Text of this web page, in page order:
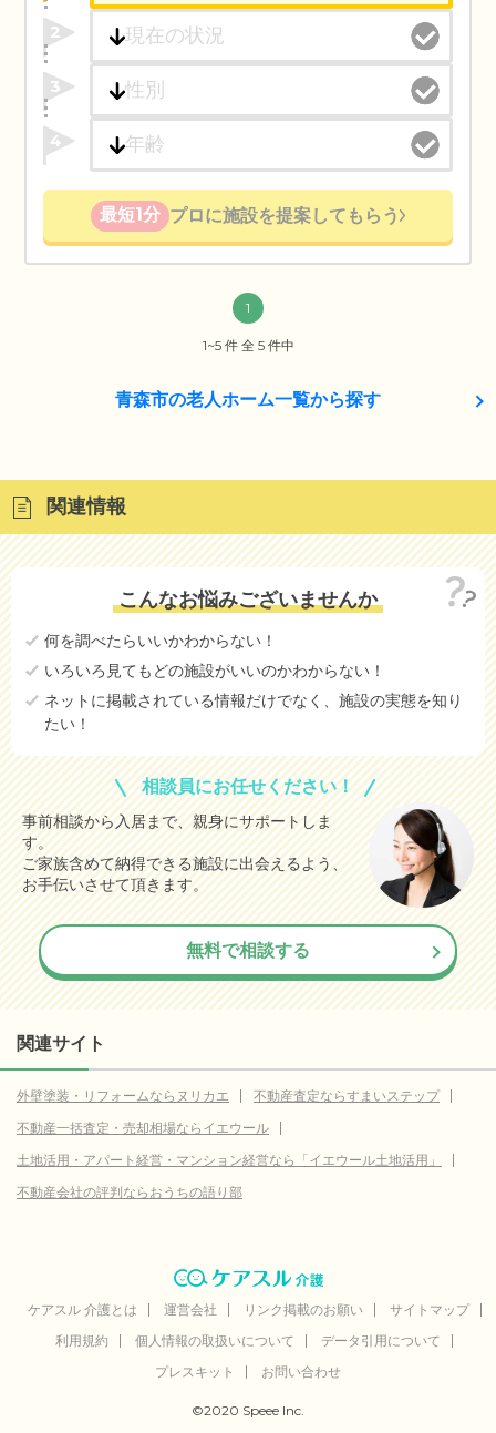
2
3
4
最短1分 プロに施設を提案してもらう
1
1~5 件 全 5 件中
青森市の老人ホーム一覧から探す
関連情報
こんなお悩みございませんか
何を調べたらいいかわからない！
いろいろ見てもどの施設がいいのかわからない！
ネットに掲載されている情報だけでなく、施設の実態を知り
たい！
相談員にお任せください！
事前相談から入居まで、親身にサポートしま
す。
ご家族含めて納得できる施設に出会えるよう、
お手伝いさせて頂きます。
無料で相談する
関連サイト
外壁塗装・リフォームならヌリカエ
不動産査定ならすまいステップ
不動産一括査定・売却相場ならイエウール
土地活用・アパート経営・マンション経営なら「イエウール土地活用」
不動産会社の評判ならおうちの語り部
ケアスル 介護とは 運営会社 リンク掲載のお願い
サイトマップ
利用規約
個人情報の取扱いについて
データ引用について
プレスキット
お問い合わせ
©2020 Speee Inc.